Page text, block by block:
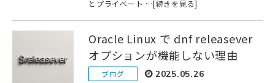
とプライベート …[続きを見る]
Oracle Linux で dnf releasever
オプションが機能しない理由
ブログ 2025.05.26